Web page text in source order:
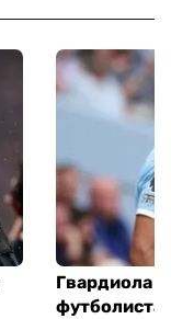
Гвардиола
футболиста